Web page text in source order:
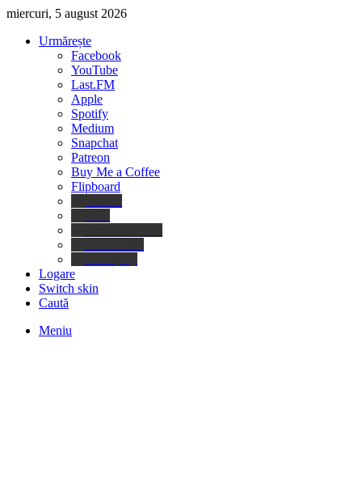
miercuri, 5 august 2026
Urmărește
Facebook
YouTube
Last.FM
Apple
Spotify
Medium
Snapchat
Patreon
Buy Me a Coffee
Flipboard
Logare
Switch skin
Caută
Meniu